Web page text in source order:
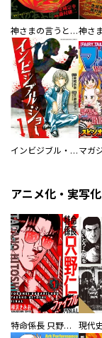
神さまの言うとおり
インビジブル・ジョー
アニメ化・実写化
特命係長 只野仁ファイナル 愛蔵版